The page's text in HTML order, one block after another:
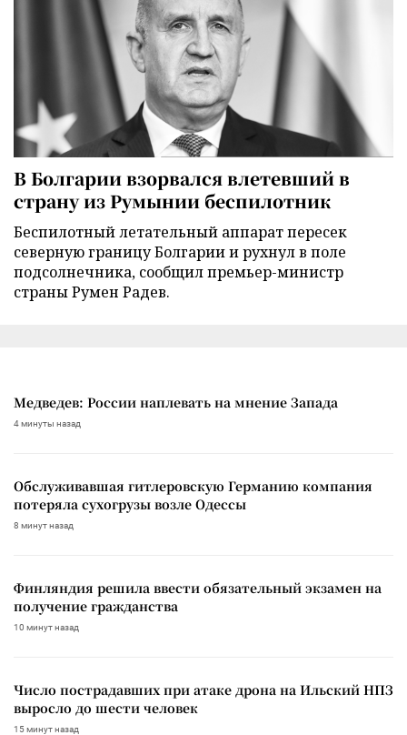
В Болгарии взорвался влетевший в
страну из Румынии беспилотник
Беспилотный летательный аппарат пересек
северную границу Болгарии и рухнул в поле
подсолнечника, сообщил премьер-министр
страны Румен Радев.
Медведев: России наплевать на мнение Запада
4 минуты назад
Обслуживавшая гитлеровскую Германию компания
потеряла сухогрузы возле Одессы
8 минут назад
Финляндия решила ввести обязательный экзамен на
получение гражданства
10 минут назад
Число пострадавших при атаке дрона на Ильский НПЗ
выросло до шести человек
15 минут назад